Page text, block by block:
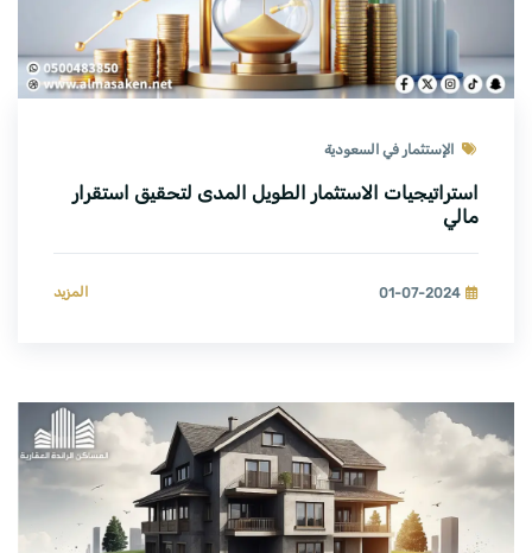
الإستثمار في السعودية
استراتيجيات الاستثمار الطويل المدى لتحقيق استقرار
مالي
01-07-2024 المزيد